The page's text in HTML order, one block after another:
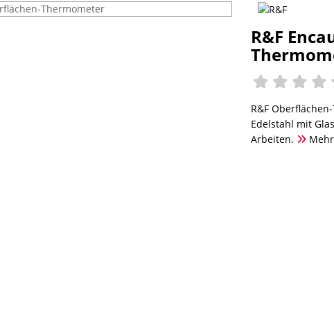
R&F
R&F
Edelstahl mit
Arbeiten.
Mehr